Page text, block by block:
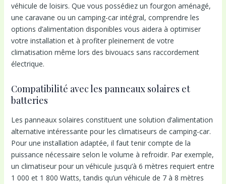
véhicule de loisirs. Que vous possédiez un fourgon aménagé,
une caravane ou un camping-car intégral, comprendre les
options d’alimentation disponibles vous aidera à optimiser
votre installation et à profiter pleinement de votre
climatisation même lors des bivouacs sans raccordement
électrique.
Compatibilité avec les panneaux solaires et
batteries
Les panneaux solaires constituent une solution d’alimentation
alternative intéressante pour les climatiseurs de camping-car.
Pour une installation adaptée, il faut tenir compte de la
puissance nécessaire selon le volume à refroidir. Par exemple,
un climatiseur pour un véhicule jusqu’à 6 mètres requiert entre
1 000 et 1 800 Watts, tandis qu’un véhicule de 7 à 8 mètres